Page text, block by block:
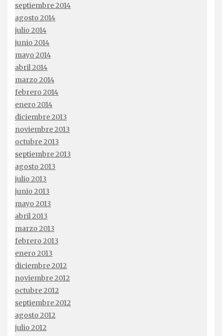
septiembre 2014
agosto 2014
julio 2014
junio 2014
mayo 2014
abril 2014
marzo 2014
febrero 2014
enero 2014
diciembre 2013
noviembre 2013
octubre 2013
septiembre 2013
agosto 2013
julio 2013
junio 2013
mayo 2013
abril 2013
marzo 2013
febrero 2013
enero 2013
diciembre 2012
noviembre 2012
octubre 2012
septiembre 2012
agosto 2012
julio 2012